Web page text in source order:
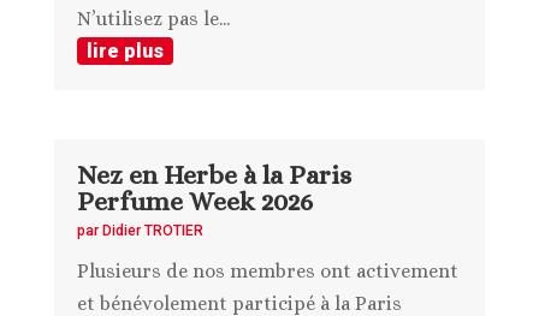
N’utilisez pas le...
lire plus
Nez en Herbe à la Paris
Perfume Week 2026
par Didier TROTIER
Plusieurs de nos membres ont activement
et bénévolement participé à la Paris